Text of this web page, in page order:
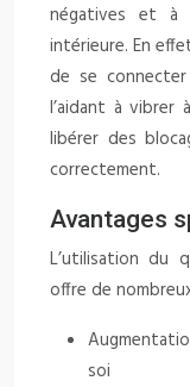
négatives et à
intérieure. En
de se
l’aidant à vibrer
libérer des
correctement.
Avantages
L’utilisation du
offre de
soi